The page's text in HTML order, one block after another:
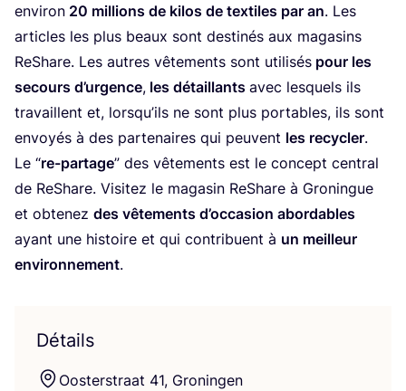
envi­ron 20 mil­lions de kilos de tex­tiles par an. Les
articles les plus beaux sont des­ti­nés aux maga­sins
ReShare. Les autres vête­ments sont uti­li­sés pour les
secours d’ur­gence, les détaillants avec les­quels ils
tra­vaillent et, lors­qu’ils ne sont plus por­tables, ils sont
envoyés à des par­te­naires qui peuvent les recy­cler.
Le “re-par­tage” des vête­ments est le concept cen­tral
de ReShare. Visi­tez le maga­sin ReShare à Gro­ningue
et obte­nez des vête­ments d’oc­ca­sion abor­dables
ayant une his­toire et qui contri­buent à un meilleur
envi­ron­ne­ment.
Détails
Oos­ters­traat 41, Groningen